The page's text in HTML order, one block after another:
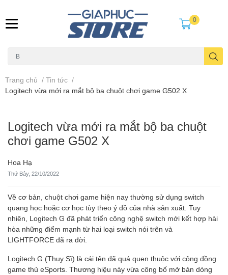
0
Trang chủ / Tin tức /
Logitech vừa mới ra mắt bộ ba chuột chơi game G502 X
Logitech vừa mới ra mắt bộ ba chuột
chơi game G502 X
Hoa Hạ
Thứ Bảy, 22/10/2022
Về cơ bản, chuột chơi game hiện nay thường sử dụng switch
quang học hoặc cơ học tùy theo ý đồ của nhà sản xuất. Tuy
nhiên, Logitech G đã phát triển công nghệ switch mới kết hợp hài
hòa những điểm mạnh từ hai loại switch nói trên và
LIGHTFORCE đã ra đời.
Logitech G (Thụy Sĩ) là cái tên đã quá quen thuộc với cộng đồng
game thủ eSports. Thương hiệu này vừa công bố mở bán dòng